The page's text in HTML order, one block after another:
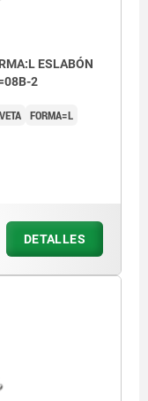
ESLABÓN
2
FORMA=L
DETALLES